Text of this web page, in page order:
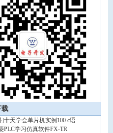
载
]十天学会单片机实例100 c语
PLC学习仿真软件FX-TR